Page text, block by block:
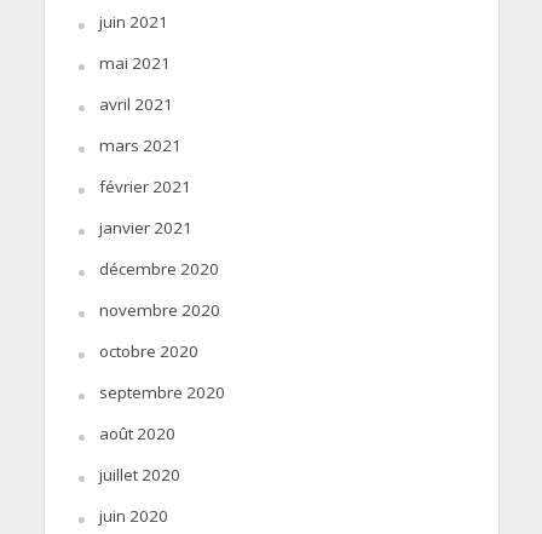
juin 2021
mai 2021
avril 2021
mars 2021
février 2021
janvier 2021
décembre 2020
novembre 2020
octobre 2020
septembre 2020
août 2020
juillet 2020
juin 2020